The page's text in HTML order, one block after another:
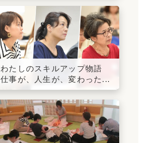
わたしのスキルアップ物語
仕事が、人生が、変わった...